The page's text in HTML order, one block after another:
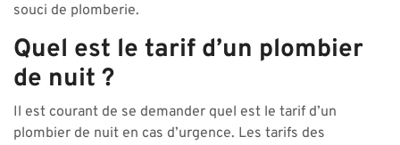
souci de plomberie.
Quel est le tarif d’un plombier
de nuit ?
Il est courant de se demander quel est le tarif d’un
plombier de nuit en cas d’urgence. Les tarifs des